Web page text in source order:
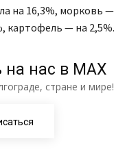
на 16,3%, морковь —
картофель — на 2,5%.
на нас в МАХ
стране и мире!